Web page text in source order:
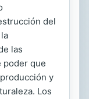
del
las
poder que
y
Los